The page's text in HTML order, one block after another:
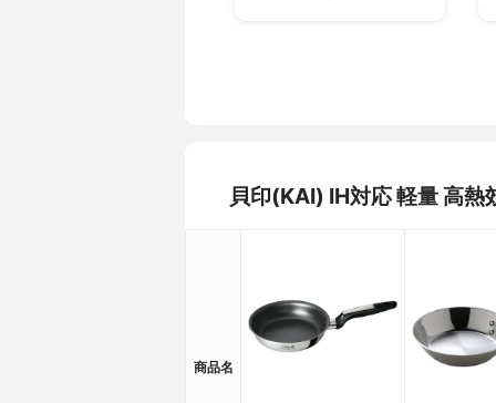
貝印(KAI) IH対応 軽量 高
商品名